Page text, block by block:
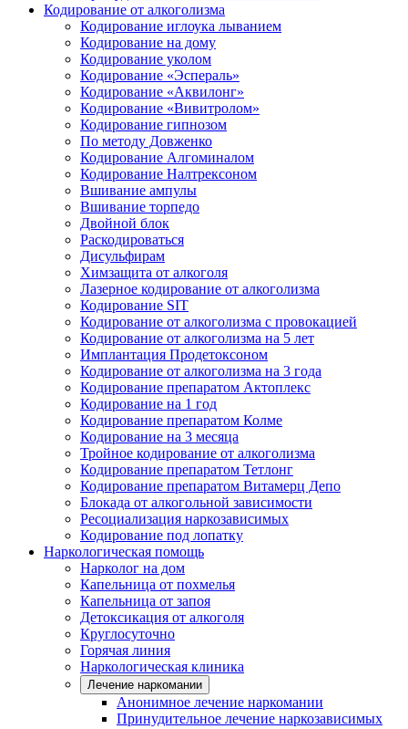
Кодирование от алкоголизма
Кодирование иглоука лыванием
Кодирование на дому
Кодирование уколом
Кодирование «Эспераль»
Кодирование «Аквилонг»
Кодирование «Вивитролом»
Кодирование гипнозом
По методу Довженко
Кодирование Алгоминалом
Кодирование Налтрексоном
Вшивание ампулы
Вшивание торпедо
Двойной блок
Раскодироваться
Дисульфирам
Химзащита от алкоголя
Лазерное кодирование от алкоголизма
Кодирование SIT
Кодирование от алкоголизма с провокацией
Кодирование от алкоголизма на 5 лет
Имплантация Продетоксоном
Кодирование от алкоголизма на 3 года
Кодирование препаратом Актоплекс
Кодирование на 1 год
Кодирование препаратом Колме
Кодирование на 3 месяца
Тройное кодирование от алкоголизма
Кодирование препаратом Тетлонг
Кодирование препаратом Витамерц Депо
Блокада от алкогольной зависимости
Ресоциализация наркозависимых
Кодирование под лопатку
Наркологическая помощь
Нарколог на дом
Капельница от похмелья
Капельница от запоя
Детоксикация от алкоголя
Круглосуточно
Горячая линия
Наркологическая клиника
Лечение наркомании
Анонимное лечение наркомании
Принудительное лечение наркозависимых